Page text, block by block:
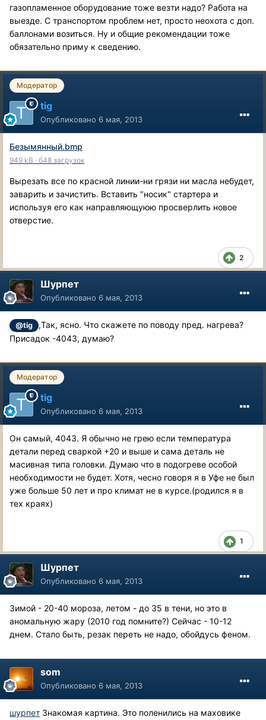
газопламенное оборудование тоже везти надо? Работа на
выезде. С транспортом проблем нет, просто неохота с доп.
баллонами возиться. Ну и общие рекомендации тоже
обязательно приму к сведению.
Модератор
tig
Опубликовано 6 мая, 2013
Безымянный.bmp
949 kB · 648 загрузок
Вырезать все по красной линии-ни грязи ни масла небудет,
заварить и зачистить. Вставить "носик" стартера и
используя его как направляющуюю просверлить новое
отверстие.
2
Шурпет
Опубликовано 6 мая, 2013
@tig
,Так, ясно. Что скажете по поводу пред. нагрева?
Присадок -4043, думаю?
Модератор
tig
Опубликовано 6 мая, 2013
Он самый, 4043. Я обычно не грею если температура
детали перед сваркой +20 и выше и сама деталь не
масивная типа головки. Думаю что в подогреве особой
необходимости не будет. Хотя, чесно говоря я в Уфе не был
уже больше 50 лет и про климат не в курсе.(родился я в
тех краях)
1
Шурпет
Опубликовано 6 мая, 2013
Зимой - 20-40 мороза, летом - до 35 в тени, но это в
аномальную жару (2010 год помните?) Сейчас - 10-12
днем. Стало быть, резак переть не надо, обойдусь феном.
som
Опубликовано 6 мая, 2013
шурпет Знакомая картина. Это поленились на маховике